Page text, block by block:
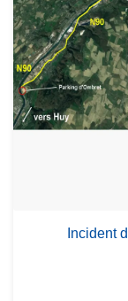
Incident